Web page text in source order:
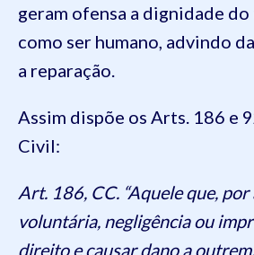
geram ofensa a dignidade
como ser humano, advindo
a reparação.
Assim dispõe os Arts. 186 e
Civil:
Art. 186, CC. “Aquele que,
voluntária, negligência ou
direito e causar dano a